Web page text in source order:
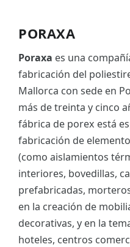
PORAXA
Poraxa es una
fabricación del
Mallorca con sede en
más de treinta y cinco
fábrica de porex está
fabricación de
(como aislamientos
interiores, bovedillas,
prefabricadas,
en la creación de
decorativas, y en la
hoteles, centros